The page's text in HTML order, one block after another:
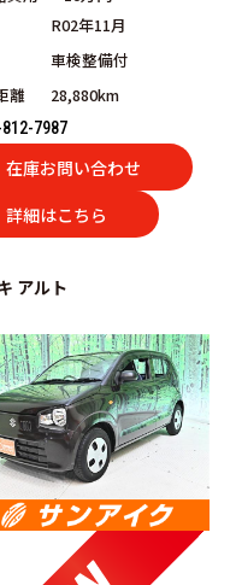
R02年11月
車検整備付
離
28,880km
7987
在庫お問い合わせ
詳細はこちら
アルト